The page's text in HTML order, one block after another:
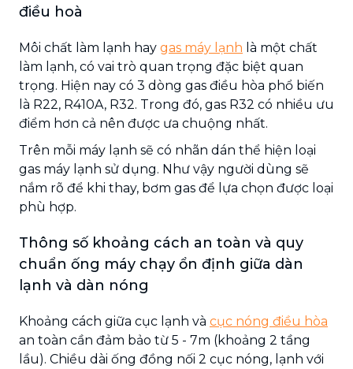
điều hoà
Môi chất làm lạnh hay gas máy lạnh là một chất
làm lạnh, có vai trò quan trọng đặc biệt quan
trọng. Hiện nay có 3 dòng gas điều hòa phổ biến
là R22, R410A, R32. Trong đó, gas R32 có nhiều ưu
điểm hơn cả nên được ưa chuộng nhất.
Trên mỗi máy lạnh sẽ có nhãn dán thể hiện loại
gas máy lạnh sử dụng. Như vậy người dùng sẽ
nắm rõ để khi thay, bơm gas để lựa chọn được loại
phù hợp.
Thông số khoảng cách an toàn và quy
chuẩn ống máy chạy ổn định giữa dàn
lạnh và dàn nóng
Khoảng cách giữa cục lạnh và cục nóng điều hòa
an toàn cần đảm bảo từ 5 - 7m (khoảng 2 tầng
lầu). Chiều dài ống đồng nối 2 cục nóng, lạnh với